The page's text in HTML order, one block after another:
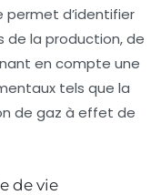
d’identifier
de la production, de
en compte une
tels que la
de gaz à effet de
de vie